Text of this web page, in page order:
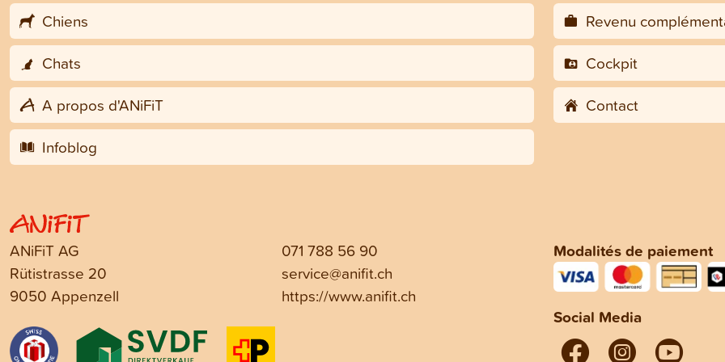
Chiens
Chats
A propos d'ANiFiT
Infoblog
Revenu
Cockpit
Contact
ANiFiT AG
Rütistrasse 20
9050 Appenzell
071 788 56 90
service@anifit.ch
https://www.anifit.ch
Modalités de paiement
Social Media